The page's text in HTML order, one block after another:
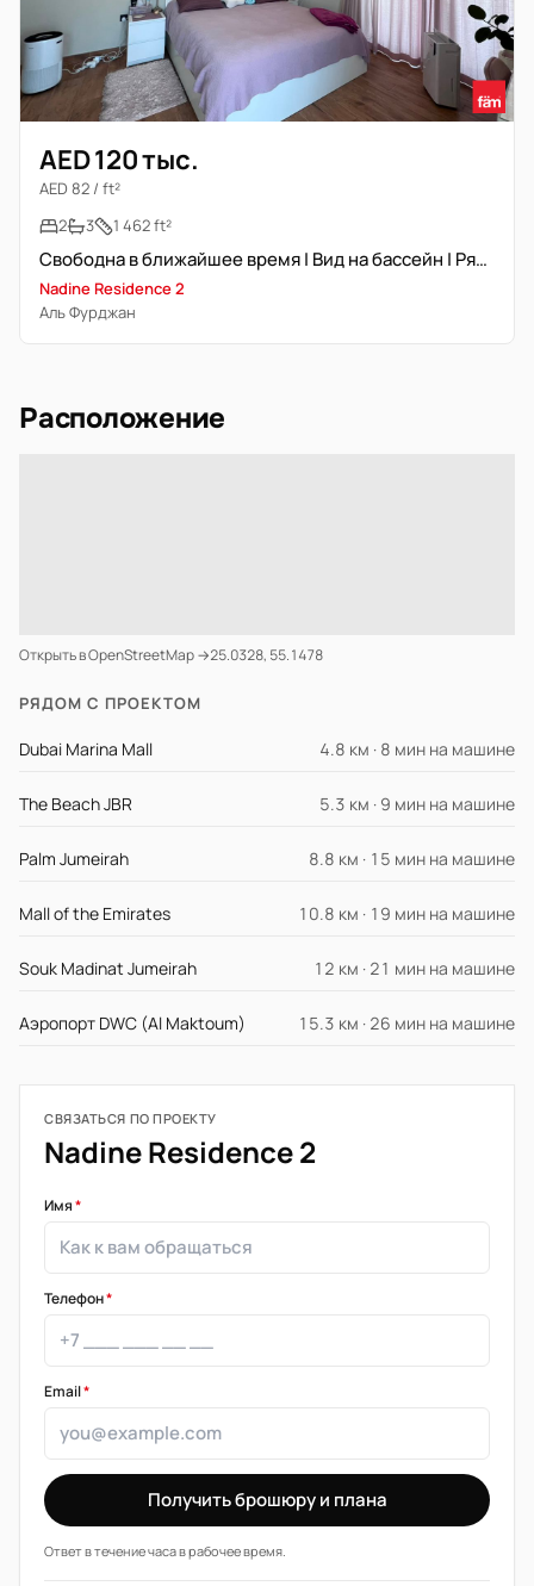
AED 120 тыс.
AED 82 / ft²
2
3 1 462 ft²
Свободна в ближайшее время | Вид на бассейн | Рядом с метро
Nadine Residence 2
Аль Фурджан
Расположение
Открыть в OpenStreetMap →25.0328, 55.1478
РЯДОМ С ПРОЕКТОМ
Dubai Marina Mall 4.8 км · 8 мин на машине
The Beach JBR 5.3 км · 9 мин на машине
Palm Jumeirah 8.8 км · 15 мин на машине
Mall of the Emirates 10.8 км · 19 мин на машине
Souk Madinat Jumeirah 12 км · 21 мин на машине
Аэропорт DWC (Al Maktoum) 15.3 км · 26 мин на машине
СВЯЗАТЬСЯ ПО ПРОЕКТУ
Nadine Residence 2
Имя*
Телефон*
Email*
Получить брошюру и плана
Ответ в течение часа в рабочее время.